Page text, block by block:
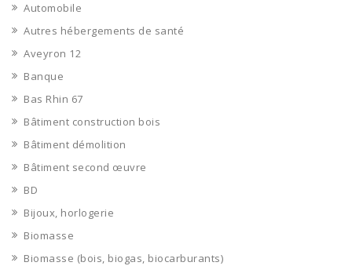
Automobile
Autres hébergements de santé
Aveyron 12
Banque
Bas Rhin 67
Bâtiment construction bois
Bâtiment démolition
Bâtiment second œuvre
BD
Bijoux, horlogerie
Biomasse
Biomasse (bois, biogas, biocarburants)